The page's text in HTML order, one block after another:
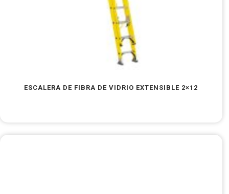
ESCALERA DE FIBRA DE VIDRIO EXTENSIBLE 2×12